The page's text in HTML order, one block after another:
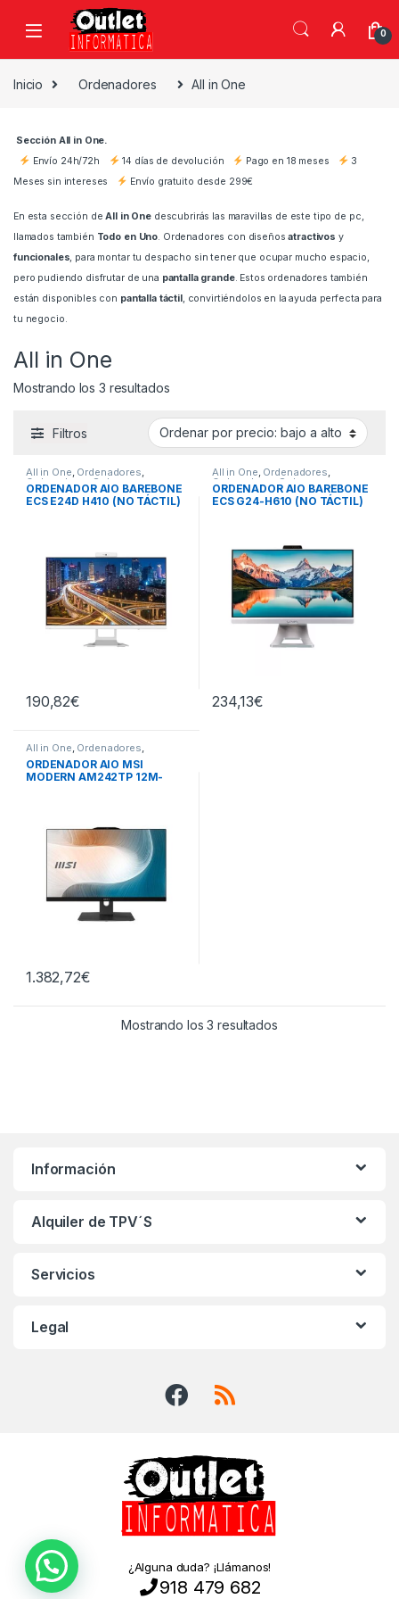
Saltar a la navegación
Saltar al contenido
0
Inicio Ordenadores All in One
Sección All in One.
Envío 24h/72h
14 días de devolución Pago en 18 meses
3
Meses sin intereses
Envío gratuito desde 299€
En esta sección deAll in Onedescubrirás las maravillas de este tipo de pc,
llamados también Todo en Uno. Ordenadores con diseñosatractivos y
funcionales, para montar tu despacho sin tener que ocupar mucho espacio,
pero pudiendo disfrutar de una pantalla grande. Estos ordenadores también
están disponibles con pantalla táctil, convirtiéndolos en la ayuda perfecta para
tu negocio.
All in One
Mostrando los 3 resultadosOrdenado por precio: bajo a alto
Filtros
All in One, Ordenadores,
Ordenadores Sobremesa,
Todos los Ordenadores
ORDENADOR AIO BAREBONE
ECS E24D H410 (NO TÁCTIL)
190,82€
All in One, Ordenadores,
Ordenadores Sobremesa,
Todos los Ordenadores
ORDENADOR AIO BAREBONE
ECS G24-H610 (NO TÁCTIL)
234,13€
All in One, Ordenadores,
Ordenadores Sobremesa
Todos los Ordenadores
ORDENADOR AIO MSI
MODERN AM242TP 12M-
1.382,72€
Mostrando los 3 resultadosOrdenado por
Información
Alquiler de TPV´S
Servicios
Legal
¿Alguna duda? ¡Llámanos!
918 479 682